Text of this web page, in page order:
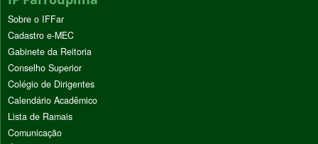
Sobre o IFFar
Cadastro e-MEC
Gabinete da Reitoria
Conselho Superior
Colégio de Dirigentes
Calendário Acadêmico
Lista de Ramais
Comunicação